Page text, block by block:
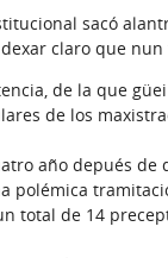
sacó
dexar claro que
de la que
de los
año depués de
polémica
total de 14